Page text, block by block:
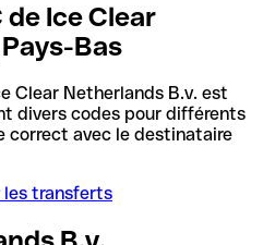
de Ice Clear
Bas
Clear Netherlands B.v. est
divers codes pour différents
correct avec le destinataire
les transferts